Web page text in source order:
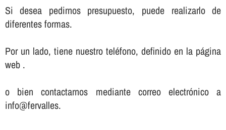
Si desea pedirnos presupuesto, puede realizarlo de
diferentes formas.
Por un lado, tiene nuestro teléfono, definido en la página
web .
o bien contactarnos mediante correo electrónico a
info@fervalles.